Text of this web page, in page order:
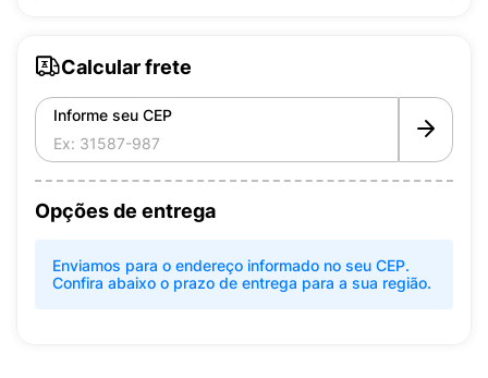
Calcular frete
Informe seu CEP
Opções de entrega
Enviamos para o endereço informado no seu CEP.
Confira abaixo o prazo de entrega para a sua região.